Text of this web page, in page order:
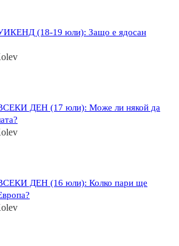
УИКЕНД (18-19 юли): Защо е ядосан
ВСЕКИ ДЕН (17 юли): Може ли някой да
ВСЕКИ ДЕН (16 юли): Колко пари ще